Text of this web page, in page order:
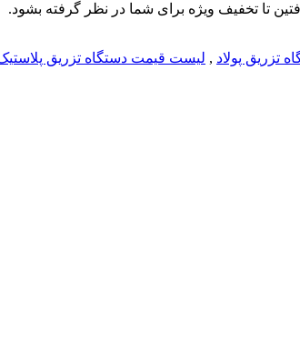
تا تخفیف ویژه برای شما در نظر گرفته بشود.
تزریق پولاد , لیست قیمت دستگاه تزریق